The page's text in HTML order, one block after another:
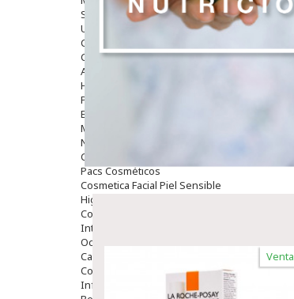
Solares
Utensilios
Cosmética Capilar
Cosmética Corporal
Anticelulíticos
Hidratantes Corporales
Perfumes Y Colonias
Exfoliantes Corporales
Manos Y Uñas
Nutricosmética
Cosmetica De Pies
Pacs Cosméticos
Cosmetica Facial Piel Sensible
Higiene
Corporal
Intima
Ocular
Capilar
Complementos
Infantil
Venta